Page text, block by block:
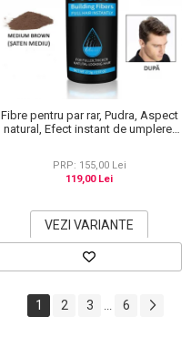
Fibre pentru par rar, Pudra, Aspect
natural, Efect instant de umplere,
PRP: 155,00 Lei
119,00 Lei
VEZI VARIANTE
1 2 3 ... 6